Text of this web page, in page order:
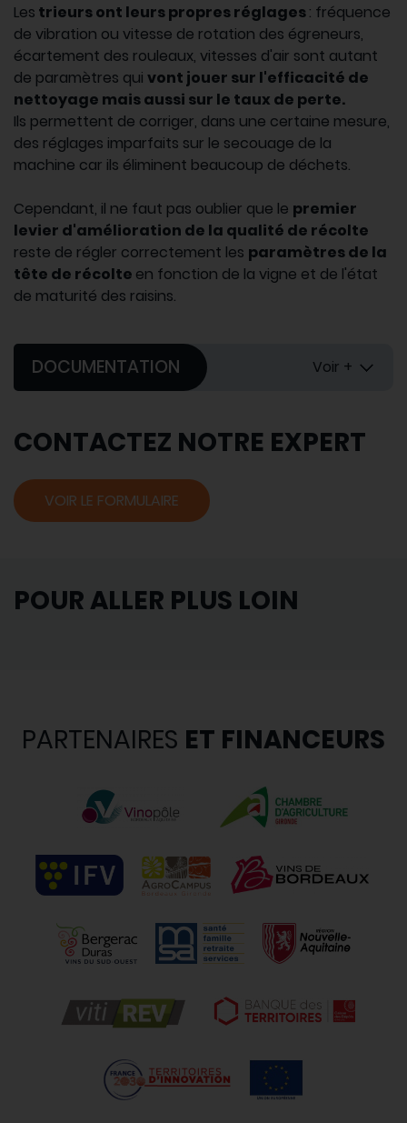
Les trieurs ont leurs propres réglages: fréquence
de vibration ou vitesse de rotation des égreneurs,
écartement des rouleaux, vitesses d'air sont autant
de paramètres qui vont jouer sur l'efficacité de
nettoyage mais aussi sur le taux de perte.
Ils permettent de corriger, dans une certaine mesure,
des réglages imparfaits sur le secouage de la
machine car ils éliminent beaucoup de déchets.
Cependant, il ne faut pas oublier que le premier
levier d'amélioration de la qualité de récolte
reste de régler correctement les paramètres de la
tête de récolte en fonction de la vigne et de l'état
de maturité des raisins.
DOCUMENTATION Voir +
CONTACTEZ NOTRE EXPERT
VOIR LE FORMULAIRE
POUR ALLER PLUS LOIN
PARTENAIRES ET FINANCEURS